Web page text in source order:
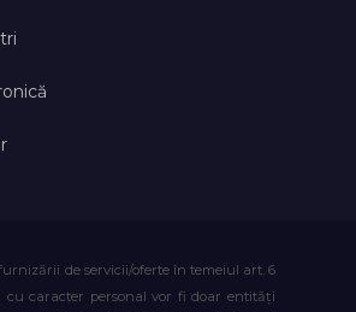
de servicii/oferte în temeiul art. 6
cu caracter personal vor fi doar entități